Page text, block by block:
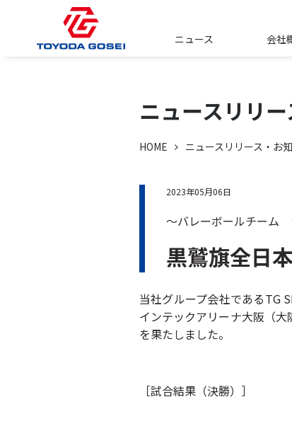
ニュース 会社
ニュースリリー
HOME ニュースリリース・お
2023年05月06日
～バレーボールチーム
黒鷲旗全日
当社グループ会社であるTG
インテックアリーナ大阪（
を果たしました。
［試合結果（決勝）］